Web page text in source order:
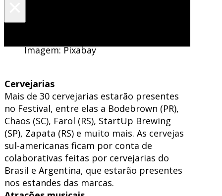
Imagem: Pixabay
Cervejarias
Mais de 30 cervejarias estarão presentes
no Festival, entre elas a Bodebrown (PR),
Chaos (SC), Farol (RS), StartUp Brewing
(SP), Zapata (RS) e muito mais. As cervejas
sul-americanas ficam por conta de
colaborativas feitas por cervejarias do
Brasil e Argentina, que estarão presentes
nos estandes das marcas.